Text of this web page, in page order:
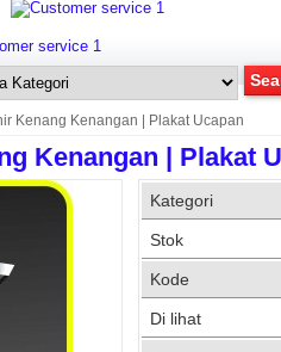
Kenang Kenangan | Plakat Ucapan
Kenangan | Plakat
Kategori
Stok
Kode
Di lihat